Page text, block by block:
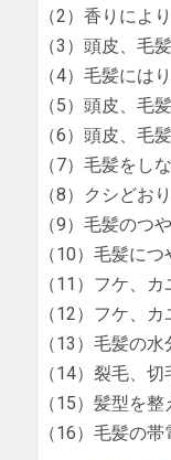
（2）香りによ
（3）頭皮、毛
（4）毛髪には
（5）頭皮、毛
（6）頭皮、毛
（7）毛髪をし
（8）クシどお
（9）毛髪のつ
（10）毛髪につ
（11）フケ、カ
（12）フケ、カ
（13）毛髪の
（14）裂毛、切
（15）髪型を整
（16）毛髪の帯